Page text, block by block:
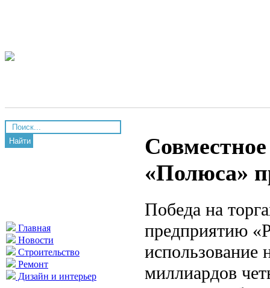
Найти
Главная
Новости
Строительство
Ремонт
Дизайн и интерьер
«Полюса»
Победа на
предприятию
использование
миллиардов